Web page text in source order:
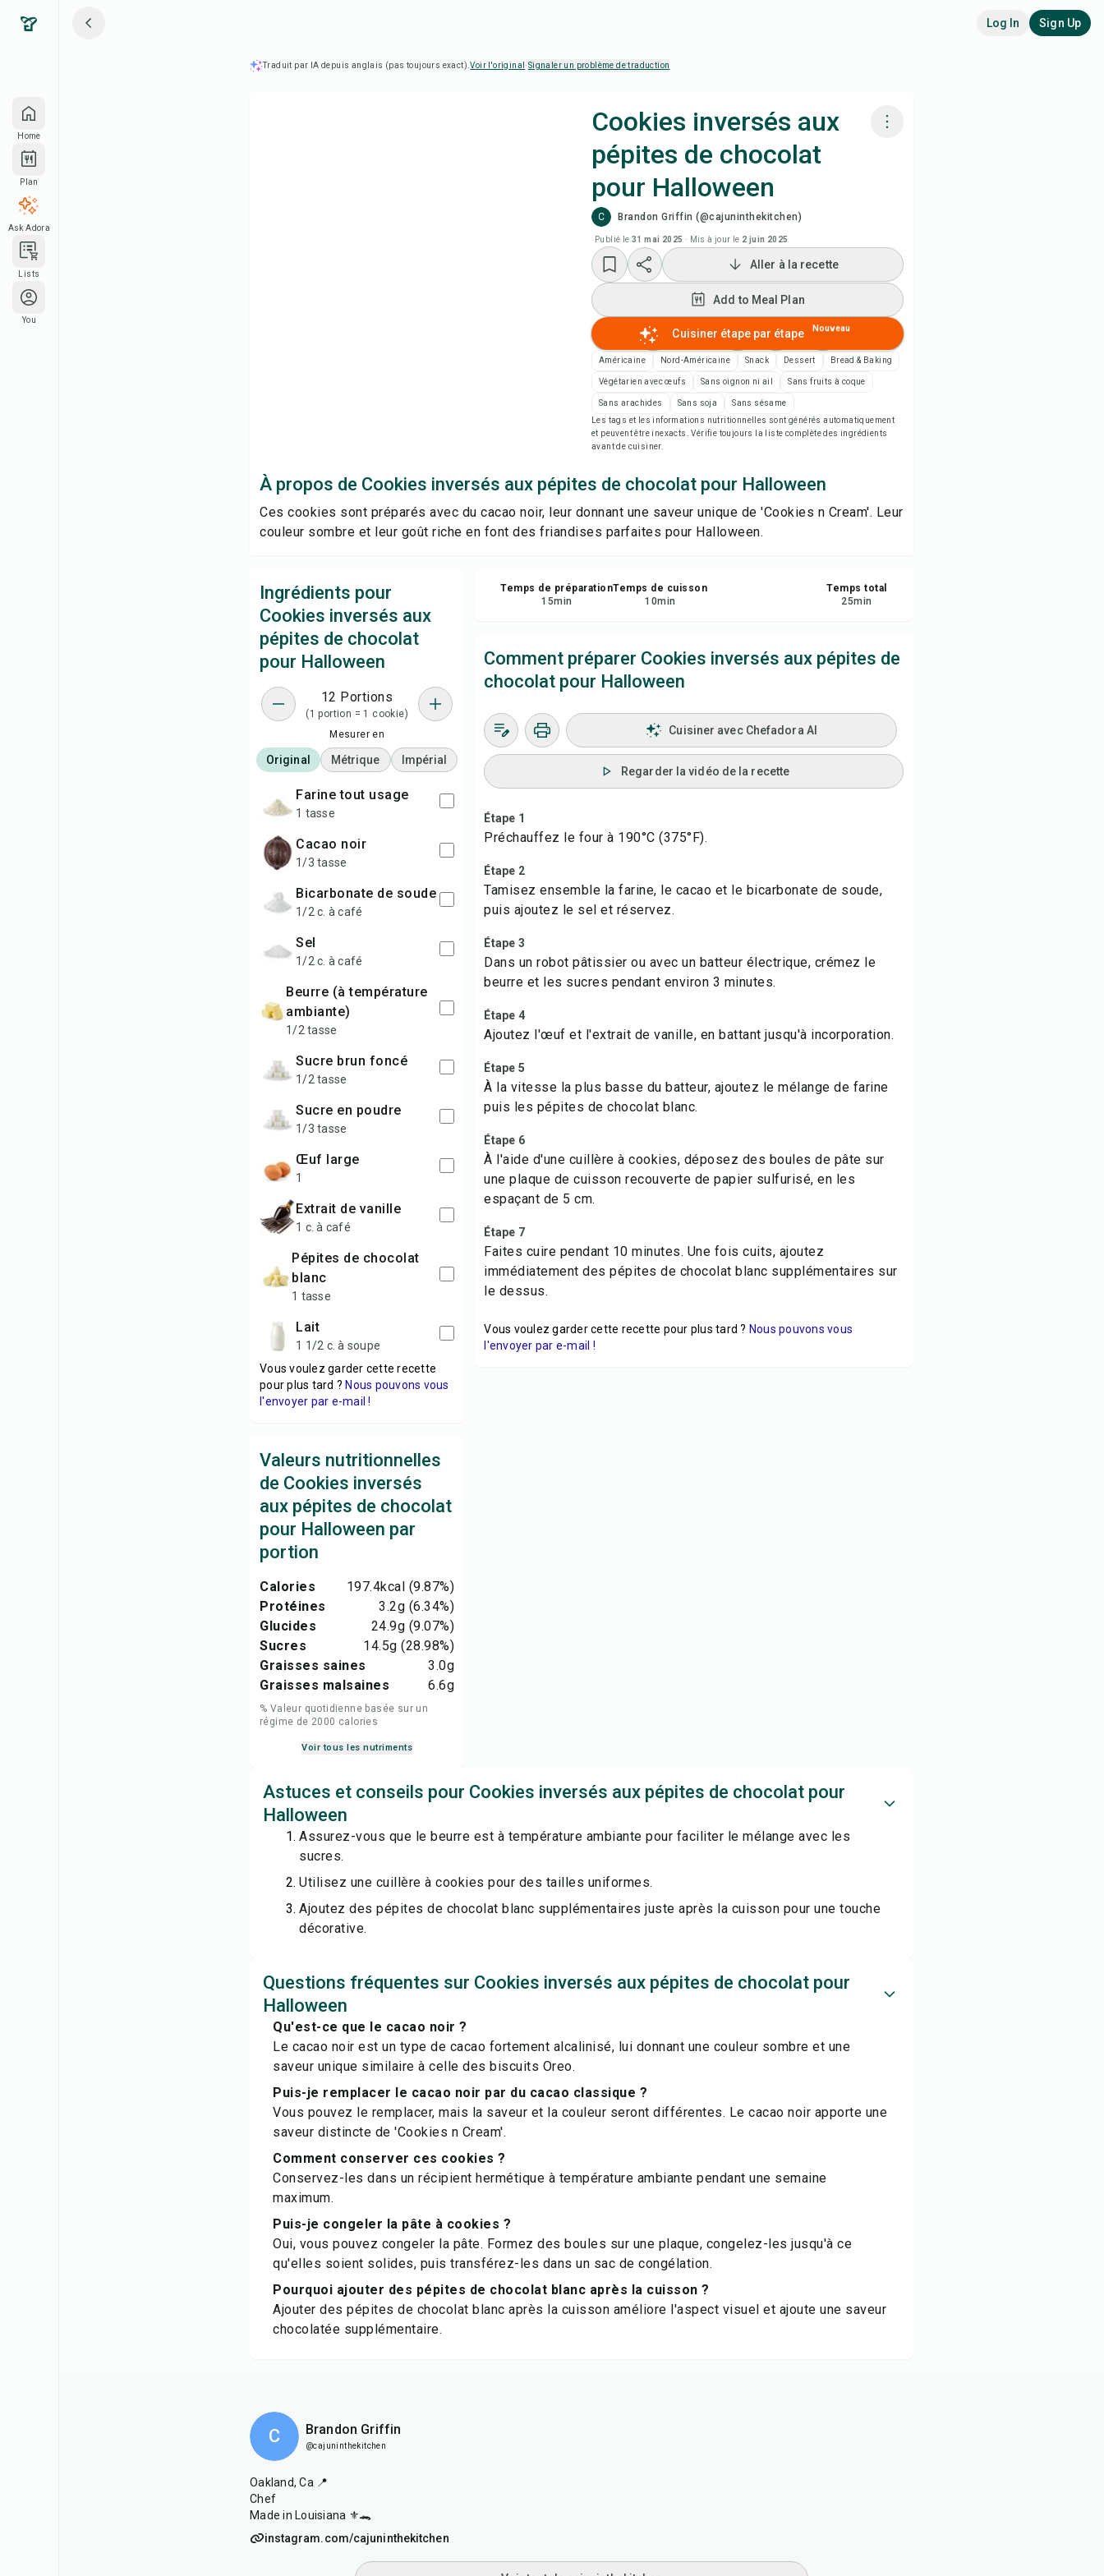
Home
Plan
Ask Adora
Lists
You
Log In Sign Up
Traduit par IA depuis anglais (pas toujours exact).Voir l'original ·Signaler un problème de traduction
Cookies inversés aux
pépites de chocolat
pour Halloween
C Brandon Griffin (@cajuninthekitchen)
Publié le 31 mai 2025 · Mis à jour le 2 juin 2025
Cuisiner avec Chefadora AI
Add to Meal Plan
Add to Shopping List
Notes de recette
Imprimer la recette
Enregistrer
Signaler
Aller à la recette
Add to Meal Plan
Cuisiner étape par étape Nouveau
Américaine Nord-Américaine Snack Dessert Bread & Baking
Végétarien avec œufs Sans oignon ni ail Sans fruits à coque
Sans arachides Sans soja
Sans sésame
Les tags et les informations nutritionnelles sont générés automatiquement
et peuvent être inexacts. Vérifie toujours la liste complète des ingrédients
avant de cuisiner.
À propos de Cookies inversés aux pépites de chocolat pour Halloween
Ces cookies sont préparés avec du cacao noir, leur donnant une saveur unique de 'Cookies n Cream'. Leur
couleur sombre et leur goût riche en font des friandises parfaites pour Halloween.
Ingrédients pour
Cookies inversés aux
pépites de chocolat
pour Halloween
12 Portions
(1 portion = 1 cookie)
Mesurer en
Original Métrique Impérial
farine tout usage
1 tasse
cacao noir
1/3 tasse
bicarbonate de soude
1/2 c. à café
sel
1/2 c. à café
beurre (à température
ambiante)
1/2 tasse
sucre brun foncé
1/2 tasse
sucre en poudre
1/3 tasse
œuf large
1
extrait de vanille
1 c. à café
pépites de chocolat
blanc
1 tasse
lait
1 1/2 c. à soupe
Vous voulez garder cette recette
pour plus tard ? Nous pouvons vous
l'envoyer par e-mail !
Valeurs nutritionnelles
de Cookies inversés
aux pépites de chocolat
pour Halloween par
portion
Calories 197.4kcal (9.87%)
Protéines
3.2g (6.34%)
Glucides
24.9g (9.07%)
Sucres
14.5g (28.98%)
Graisses saines
3.0g
Graisses malsaines
6.6g
% Valeur quotidienne basée sur un
régime de 2000 calories
Voir tous les nutriments
Temps de préparation
15min
Temps de cuisson
10min
Temps total
25min
Comment préparer Cookies inversés aux pépites de
chocolat pour Halloween
Cuisiner avec Chefadora AI
Regarder la vidéo de la recette
Étape 1
Préchauffez le four à 190°C (375°F).
Étape 2
Tamisez ensemble la farine, le cacao et le bicarbonate de soude,
puis ajoutez le sel et réservez.
Étape 3
Dans un robot pâtissier ou avec un batteur électrique, crémez le
beurre et les sucres pendant environ 3 minutes.
Étape 4
Ajoutez l'œuf et l'extrait de vanille, en battant jusqu'à incorporation.
Étape 5
À la vitesse la plus basse du batteur, ajoutez le mélange de farine
puis les pépites de chocolat blanc.
Étape 6
À l'aide d'une cuillère à cookies, déposez des boules de pâte sur
une plaque de cuisson recouverte de papier sulfurisé, en les
espaçant de 5 cm.
Étape 7
Faites cuire pendant 10 minutes. Une fois cuits, ajoutez
immédiatement des pépites de chocolat blanc supplémentaires sur
le dessus.
Vous voulez garder cette recette pour plus tard ? Nous pouvons vous
l'envoyer par e-mail !
Astuces et conseils pour Cookies inversés aux pépites de chocolat pour
Halloween
Assurez-vous que le beurre est à température ambiante pour faciliter le mélange avec les
sucres.
Utilisez une cuillère à cookies pour des tailles uniformes.
Ajoutez des pépites de chocolat blanc supplémentaires juste après la cuisson pour une touche
décorative.
Questions fréquentes sur Cookies inversés aux pépites de chocolat pour
Halloween
Qu'est-ce que le cacao noir ?
Le cacao noir est un type de cacao fortement alcalinisé, lui donnant une couleur sombre et une
saveur unique similaire à celle des biscuits Oreo.
Puis-je remplacer le cacao noir par du cacao classique ?
Vous pouvez le remplacer, mais la saveur et la couleur seront différentes. Le cacao noir apporte une
saveur distincte de 'Cookies n Cream'.
Comment conserver ces cookies ?
Conservez-les dans un récipient hermétique à température ambiante pendant une semaine
maximum.
Puis-je congeler la pâte à cookies ?
Oui, vous pouvez congeler la pâte. Formez des boules sur une plaque, congelez-les jusqu'à ce
qu'elles soient solides, puis transférez-les dans un sac de congélation.
Pourquoi ajouter des pépites de chocolat blanc après la cuisson ?
Ajouter des pépites de chocolat blanc après la cuisson améliore l'aspect visuel et ajoute une saveur
chocolatée supplémentaire.
C Brandon Griffin
@cajuninthekitchen
Oakland, Ca 📍
Chef
Made in Louisiana ⚜️🐊
instagram.com/cajuninthekitchen